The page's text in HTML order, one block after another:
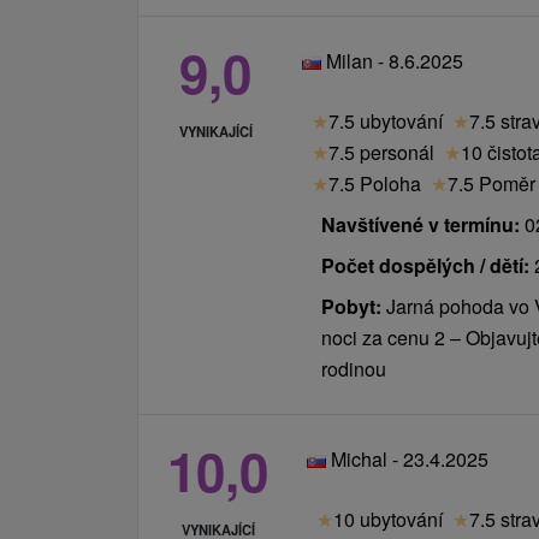
9,0
VYNIKAJÍCÍ
Milan - 8.6.2025
★7.5 ubytování ★7.5
★7.5 personál ★10
★7.5 Poloha ★7.5
Navštívené v termínu:
Počet dospělých / dětí:
Pobyt: Jarná pohoda vo
noci za cenu 2 –
rodinou
10,0
VYNIKAJÍCÍ
Michal - 23.4.2025
★10 ubytování ★7.5